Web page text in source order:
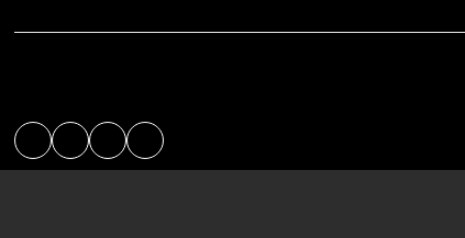
FacebookInstagramSoundCloud
Spotify